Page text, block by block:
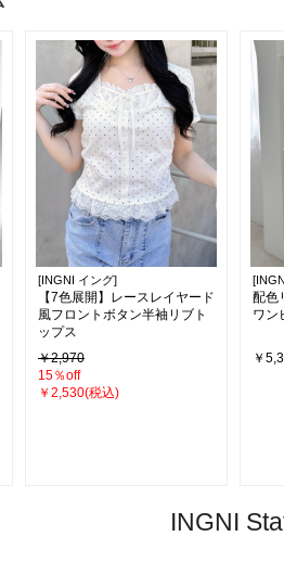
[INGNI イング]
【7色展開】レースレイヤード
風フロントボタン半袖リブト
ップス
￥2,970
15％off
￥2,530(税込)
配色
ワン
￥
INGNI